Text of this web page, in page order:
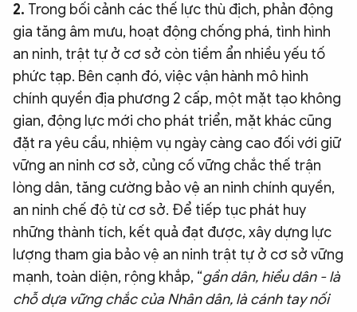
2. Trong bối cảnh các thế lực thù địch, phản động
gia tăng âm mưu, hoạt động chống phá, tình hình
an ninh, trật tự ở cơ sở còn tiềm ẩn nhiều yếu tố
phức tạp. Bên cạnh đó, việc vận hành mô hình
chính quyền địa phương 2 cấp, một mặt tạo không
gian, động lực mới cho phát triển, mặt khác cũng
đặt ra yêu cầu, nhiệm vụ ngày càng cao đối với giữ
vững an ninh cơ sở, củng cố vững chắc thế trận
lòng dân, tăng cường bảo vệ an ninh chính quyền,
an ninh chế độ từ cơ sở. Để tiếp tục phát huy
những thành tích, kết quả đạt được, xây dựng lực
lượng tham gia bảo vệ an ninh trật tự ở cơ sở vững
mạnh, toàn diện, rộng khắp, “gần dân, hiểu dân - là
chỗ dựa vững chắc của Nhân dân, là cánh tay nối